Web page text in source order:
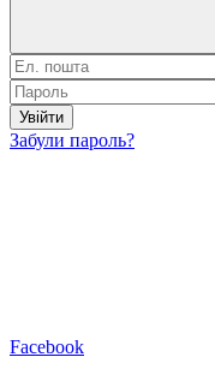
Увійти
Забули пароль?
Facebook